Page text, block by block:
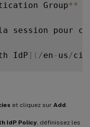
Group**
la session
IdP ] ( /en - us/
et cliquez sur Add.
IdP Policy, définissez les